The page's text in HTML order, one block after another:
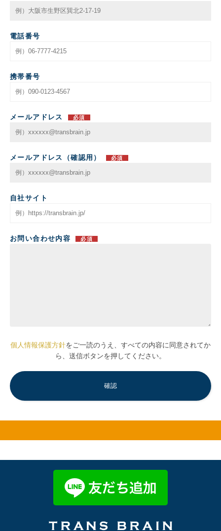
電話番号
携帯番号
メールアドレス 必須
メールアドレス（確認用） 必須
自社サイト
お問い合わせ内容 必須
個人情報保護方針をご一読のうえ、すべての内容に同意されてか
ら、送信ボタンを押してください。